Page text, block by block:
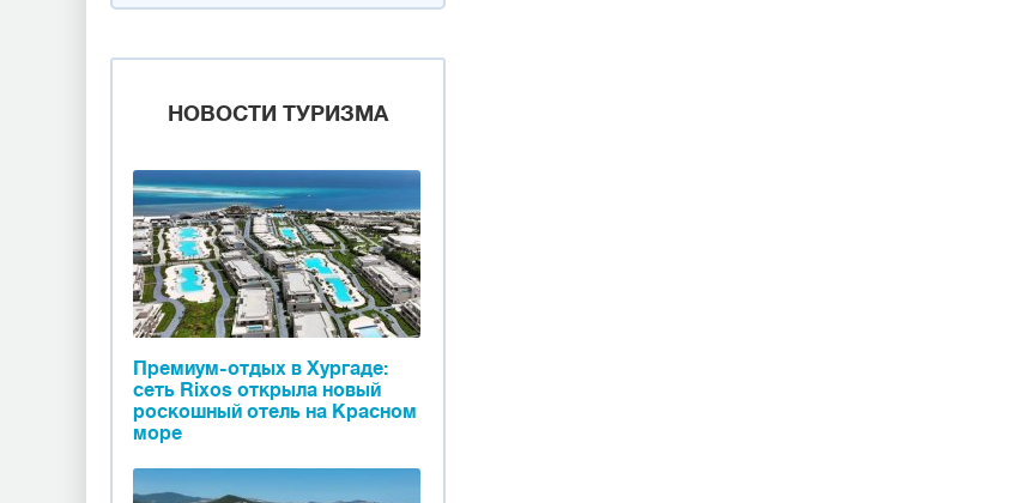
НОВОСТИ ТУРИЗМА
Премиум-отдых в Хургаде:
сеть Rixos открыла новый
роскошный отель на Красном
море